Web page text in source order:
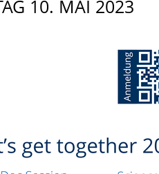
10. MAI 2023